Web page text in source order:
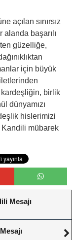
açılan sınırsız
başarılı
güzelliğe,
için büyük
birlik
dünyamızı
hislerimizi
mübarek
Mesajı